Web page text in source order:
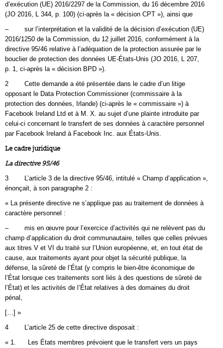
d’exécution (UE) 2016/2297 de la Commission, du 16 décembre 2016
(JO 2016, L 344, p. 100) (ci-après la « décision CPT »), ainsi que
– sur l’interprétation et la validité de la décision d’exécution (UE)
2016/1250 de la Commission, du 12 juillet 2016, conformément à la
directive 95/46 relative à l’adéquation de la protection assurée par le
bouclier de protection des données UE-États-Unis (JO 2016, L 207,
p. 1, ci-après la « décision BPD »).
2 Cette demande a été présentée dans le cadre d’un litige
opposant le Data Protection Commissioner (commissaire à la
protection des données, Irlande) (ci-après le « commissaire ») à
Facebook Ireland Ltd et à M. X. au sujet d’une plainte introduite par
celui-ci concernant le transfert de ses données à caractère personnel
par Facebook Ireland à Facebook Inc. aux États-Unis.
Le cadre juridique
La directive 95/46
3 L’article 3 de la directive 95/46, intitulé « Champ d’application »,
énonçait, à son paragraphe 2 :
« La présente directive ne s’applique pas au traitement de données à
caractère personnel :
– mis en œuvre pour l’exercice d’activités qui ne relèvent pas du
champ d’application du droit communautaire, telles que celles prévues
aux titres V et VI du traité sur l’Union européenne, et, en tout état de
cause, aux traitements ayant pour objet la sécurité publique, la
défense, la sûreté de l’État (y compris le bien-être économique de
l’État lorsque ces traitements sont liés à des questions de sûreté de
l’État) et les activités de l’État relatives à des domaines du droit
pénal,
[…] »
4 L’article 25 de cette directive disposait :
« 1. Les États membres prévoient que le transfert vers un pays